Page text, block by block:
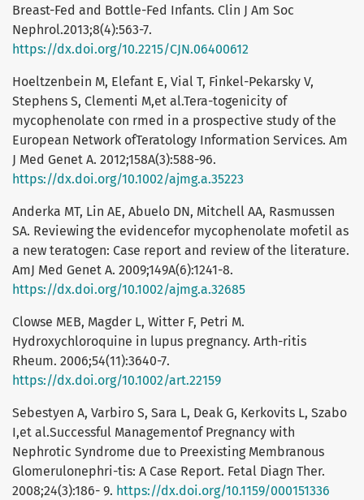
Breast-Fed and Bottle-Fed Infants. Clin J Am Soc
Nephrol.2013;8(4):563-7.
https://dx.doi.org/10.2215/CJN.06400612
Hoeltzenbein M, Elefant E, Vial T, Finkel-Pekarsky V,
Stephens S, Clementi M,et al.Tera-togenicity of
mycophenolate con rmed in a prospective study of the
European Network ofTeratology Information Services. Am
J Med Genet A. 2012;158A(3):588-96.
https://dx.doi.org/10.1002/ajmg.a.35223
Anderka MT, Lin AE, Abuelo DN, Mitchell AA, Rasmussen
SA. Reviewing the evidencefor mycophenolate mofetil as
a new teratogen: Case report and review of the literature.
AmJ Med Genet A. 2009;149A(6):1241-8.
https://dx.doi.org/10.1002/ajmg.a.32685
Clowse MEB, Magder L, Witter F, Petri M.
Hydroxychloroquine in lupus pregnancy. Arth-ritis
Rheum. 2006;54(11):3640-7.
https://dx.doi.org/10.1002/art.22159
Sebestyen A, Varbiro S, Sara L, Deak G, Kerkovits L, Szabo
I,et al.Successful Managementof Pregnancy with
Nephrotic Syndrome due to Preexisting Membranous
Glomerulonephri-tis: A Case Report. Fetal Diagn Ther.
2008;24(3):186- 9. https://dx.doi.org/10.1159/000151336